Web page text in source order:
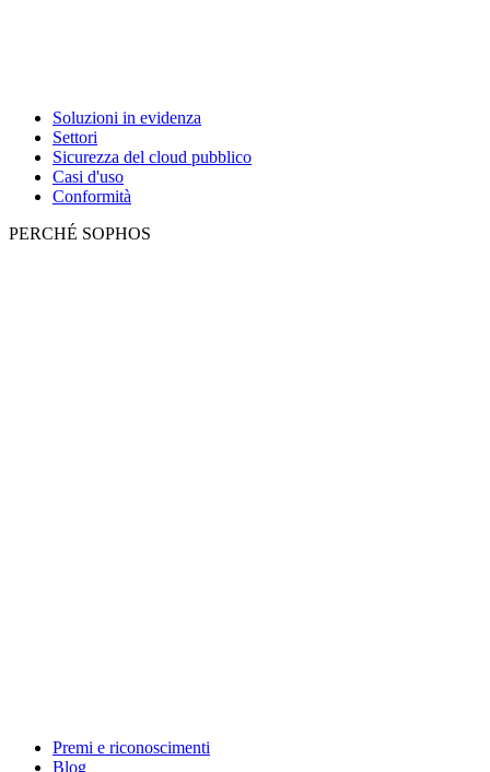
Soluzioni in evidenza
Settori
Sicurezza del cloud pubblico
Casi d'uso
Conformità
PERCHÉ SOPHOS
Premi e riconoscimenti
Blog